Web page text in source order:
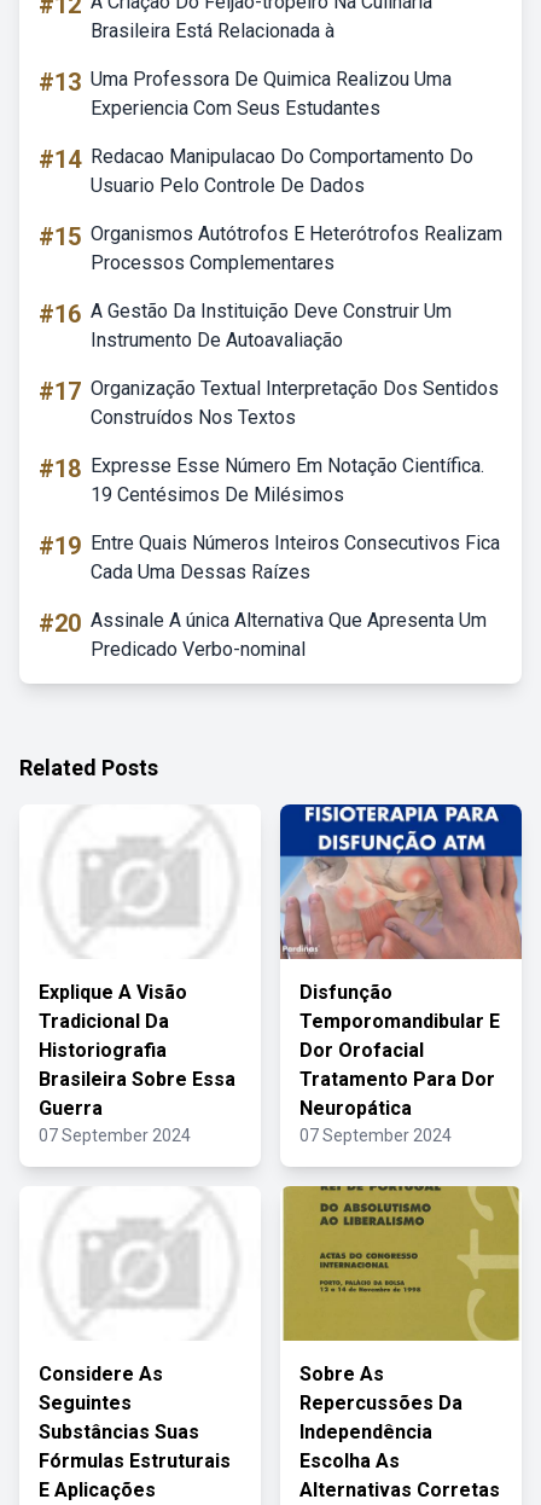
Brasileira Está Relacionada à
#13 Uma Professora De Quimica Realizou Uma
Experiencia Com Seus Estudantes
#14 Redacao Manipulacao Do Comportamento Do
Usuario Pelo Controle De Dados
#15 Organismos Autótrofos E Heterótrofos Realizam
Processos Complementares
#16 A Gestão Da Instituição Deve Construir Um
Instrumento De Autoavaliação
#17 Organização Textual Interpretação Dos Sentidos
Construídos Nos Textos
#18 Expresse Esse Número Em Notação Científica.
19 Centésimos De Milésimos
#19 Entre Quais Números Inteiros Consecutivos Fica
Cada Uma Dessas Raízes
#20 Assinale A única Alternativa Que Apresenta Um
Predicado Verbo-nominal
Related Posts
Explique A Visão
Tradicional Da
Historiografia
Brasileira Sobre Essa
Guerra
07 September 2024
Disfunção
Temporomandibular E
Dor Orofacial
Tratamento Para Dor
Neuropática
07 September 2024
Considere As
Seguintes
Substâncias Suas
Fórmulas Estruturais
E Aplicações
Sobre As
Repercussões Da
Independência
Escolha As
Alternativas Corretas